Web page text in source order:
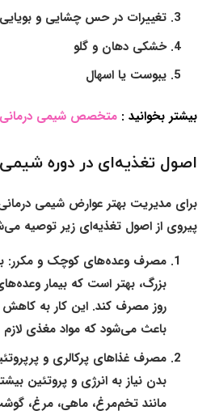
تغییرات در حس چشایی و بویایی
خشکی دهان و گلو
یبوست یا اسهال
بیشتر بخوانید :متخصص شیمی درمانی
اصول تغذیه‌ای در دوره شیمی
برای مدیریت بهتر عوارض شیمی
پیروی از اصول تغذیه‌ای زیر توصیه
مصرف وعده‌های کوچک و مکرر:
بزرگ، بهتر است که بیمار
روز مصرف کند. این کار به
باعث می‌شود که مواد مغذی
مصرف غذاهای پرکالری و
بدن نیاز به انرژی و پروتئین
مانند تخم‌مرغ، ماهی، مرغ،